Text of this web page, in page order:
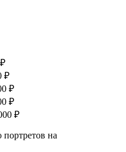
₽
₽
₽
₽
₽
портретов на